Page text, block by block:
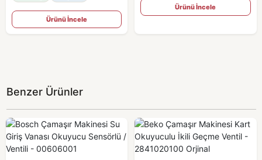
Ürünü İncele
Ürünü İncele
Benzer Ürünler